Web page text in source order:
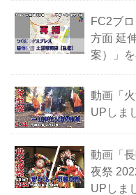
FC2ブ
方面 延
案）」
動画「
UPしま
動画「
夜祭
UPしま